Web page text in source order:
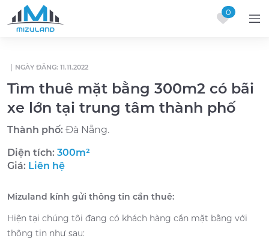
0
NGÀY ĐĂNG: 11.11.2022
Tìm thuê mặt bằng 300m2 có bãi
xe lớn tại trung tâm thành phố
Thành phố: Đà Nẵng.
Diện tích: 300m²
Giá: Liên hệ
Mizuland kính gửi thông tin cần thuê:
Hiện tại chúng tôi đang có khách hàng cần mặt bằng với
thông tin như sau: